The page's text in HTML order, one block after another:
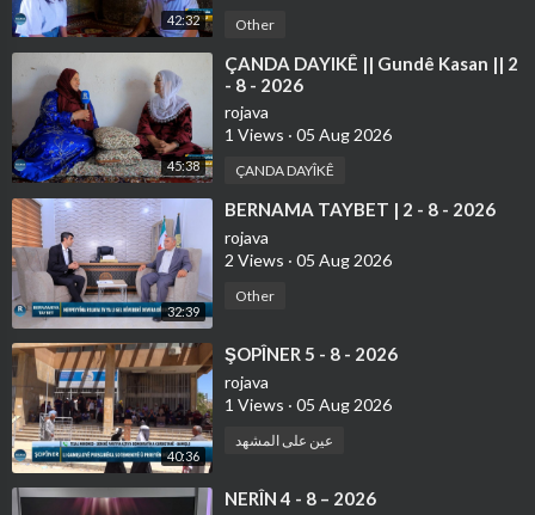
42:32 Other
45:38
⁣ÇANDA DAYIKÊ || Gundê Kasan || 2
- 8 - 2026
rojava
1 Views · 05 Aug 2026
ÇANDA DAYÎKÊ
32:39
⁣⁣⁣BERNAMA TAYBET | 2 - 8 - 2026
rojava
2 Views · 05 Aug 2026
Other
40:36
⁣⁣ŞOPÎNER 5 - 8 - 2026
rojava
1 Views · 05 Aug 2026
عين على المشهد
⁣⁣NERÎN 4 - 8 – 2026